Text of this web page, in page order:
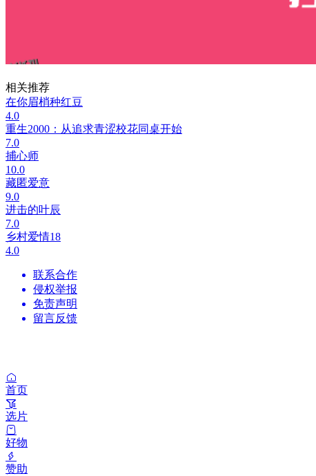
相关推荐
在你眉梢种红豆
4.0
重生2000：从追求青涩校花同桌开始
7.0
捕心师
10.0
藏匿爱意
9.0
进击的叶辰
7.0
乡村爱情18
4.0
联系合作
侵权举报
免责声明
留言反馈
首页
选片
好物
赞助